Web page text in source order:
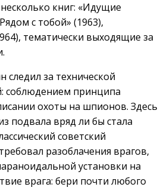
книг: «Идущие
с тобой» (1963),
тематически выходящие за
следил за технической
соблюдением принципа
охоты на шпионов. Здесь
подвала вряд ли бы стала
советский
разоблачения врагов,
установки на
врага: бери почти любого